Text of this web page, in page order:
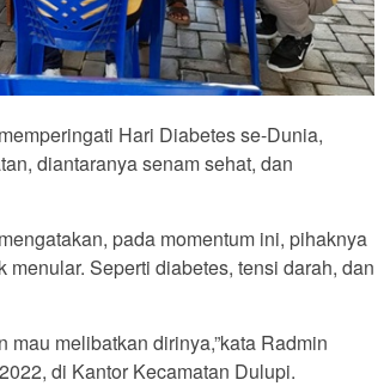
Hari Diabetes se-Dunia,
diantaranya senam sehat, dan
pada momentum ini, pihaknya
Seperti diabetes, tensi darah, dan
melibatkan dirinya,”kata Radmin
di Kantor Kecamatan Dulupi.